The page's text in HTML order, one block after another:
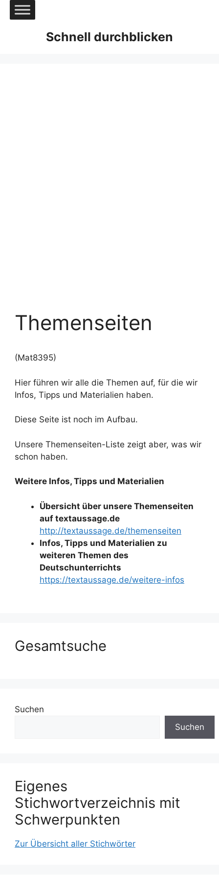
Zum
Inhalt
Schnell durchblicken
Themenseiten
(Mat8395)
Hier führen wir alle die Themen auf, für die wir
Infos, Tipps und Materialien haben.
Diese Seite ist noch im Aufbau.
Unsere Themenseiten-Liste zeigt aber, was wir
schon haben.
Weitere Infos, Tipps und Materialien
Übersicht über unsere Themenseiten
auf textaussage.de
http://textaussage.de/themenseiten
Infos, Tipps und Materialien zu
weiteren Themen des
Deutschunterrichts
https://textaussage.de/weitere-infos
Gesamtsuche
Suchen
Suchen
Eigenes
Stichwortverzeichnis mit
Schwerpunkten
Zur Übersicht aller Stichwörter